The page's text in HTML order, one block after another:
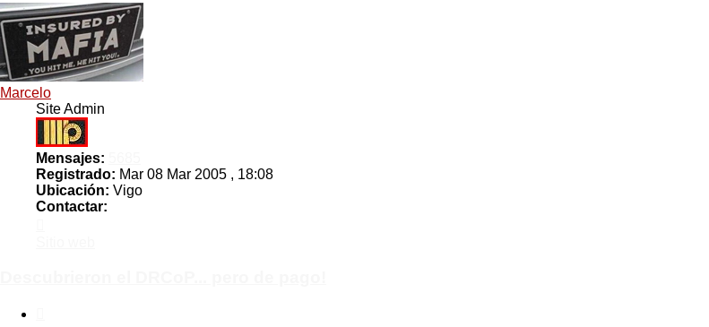
Marcelo
Site Admin
Mensajes:
Registrado: Mar 08 Mar 2005 , 18:08
Ubicación: Vigo
Contactar: